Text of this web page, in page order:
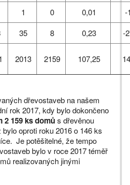
1 0 0,01
-
35 8 0,23
-
2013 2159 107,25
dřevostaveb na našem
rok 2017, kdy bylo dokončeno
2 159 ks domůs dřevěnou
oproti roku 2016 o 146 ks
Je potěšitelné, že tempo
bylo v roce 2017 téměř
realizovaných jinými